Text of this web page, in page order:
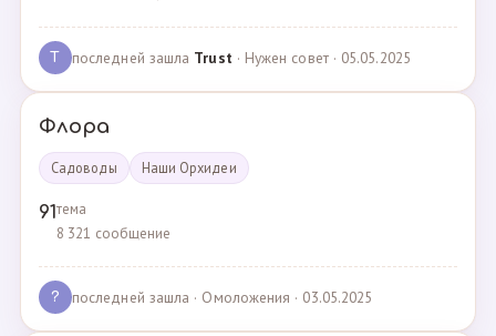
T последней зашла Trust · Нужен совет · 05.05.2025
Флора
Садоводы Наши Орхидеи
91тема
8 321 сообщение
? последней зашла · Омоложения · 03.05.2025